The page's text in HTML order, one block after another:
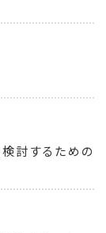
討するための